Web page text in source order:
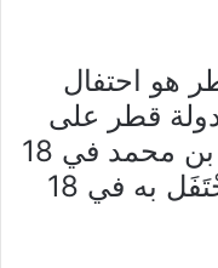
هو احتفال
قطر على
يد المؤسس الشيخ جاسم بن محمد في 18
ديسمبر من عام 1878 ويُحْتَفَل به في 18